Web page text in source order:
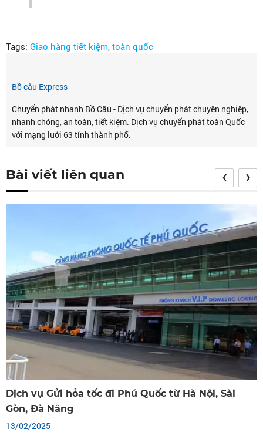
Tags: Giao hàng tiết kiệm, toàn quốc
Bồ câu Express
Chuyển phát nhanh Bồ Câu - Dịch vụ chuyển phát chuyên nghiệp,
nhanh chóng, an toàn, tiết kiệm. Dịch vụ chuyển phát toàn Quốc
với mạng lưới 63 tỉnh thành phố.
Bài viết liên quan
Gửi hàng giá trị cao và những điều cần chú ý
gửi hàng
13/02/2025
‹ ›